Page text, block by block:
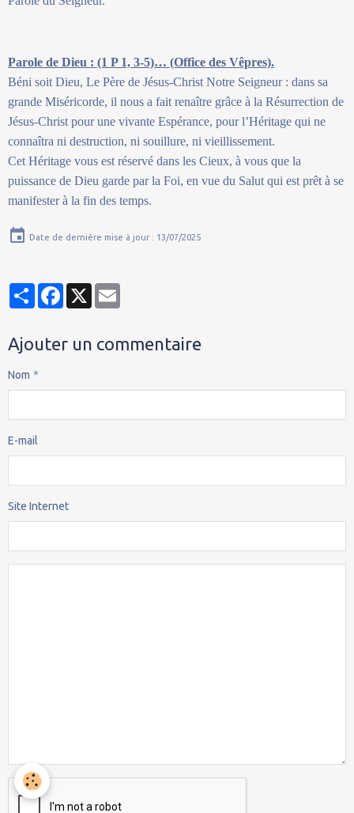
Parole de Dieu : (1 P 1, 3-5)… (Office des Vêpres).
Béni soit Dieu, Le Père de Jésus-Christ Notre Seigneur : dans sa
grande Miséricorde, il nous a fait renaître grâce à la Résurrection de
Jésus-Christ pour une vivante Espérance, pour l’Héritage qui ne
connaîtra ni destruction, ni souillure, ni vieillissement.
Cet Héritage vous est réservé dans les Cieux, à vous que la
puissance de Dieu garde par la Foi, en vue du Salut qui est prêt à se
manifester à la fin des temps.
Date de dernière mise à jour : 13/07/2025
PartagerFacebook
X
Ajouter un commentaire
Nom
E-mail
Site Internet